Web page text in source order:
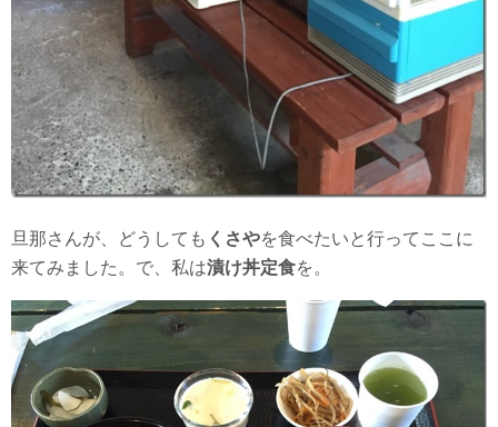
旦那さんが、どうしても くさやを食べたいと行ってここに
来てみました。で、私は漬け丼定食を。